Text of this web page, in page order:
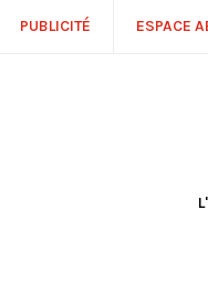
PUBLICITÉ ESPACE